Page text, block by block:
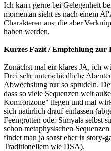
Ich kann gerne bei Gelegenheit
momentan sieht es nach einem
Charakteren aus, die aber
haben werden.
Kurzes Fazit / Empfehlung zur
Zunächst mal ein klares JA, ich
Drei sehr unterschiedliche
Abwechslung nur so sprudeln.
dass so viele Sequenzen weit
Komfortzone" liegen und mal
sich natürlich drauf einlassen
Feengrotten oder Simyala selbst
schon metaphysischen
findet man ja sonst eher in story-
Traditionellem wie DSA).